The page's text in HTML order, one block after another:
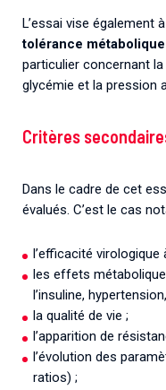
L’essai vise également
tolérance métabolique
particulier concernant
glycémie et la pression
Critères
Dans le cadre de cet
évalués. C’est le cas
l’efficacité virologique
les effets
l’insuline,
la qualité de vie ;
l’apparition de
l’évolution des
ratios) ;